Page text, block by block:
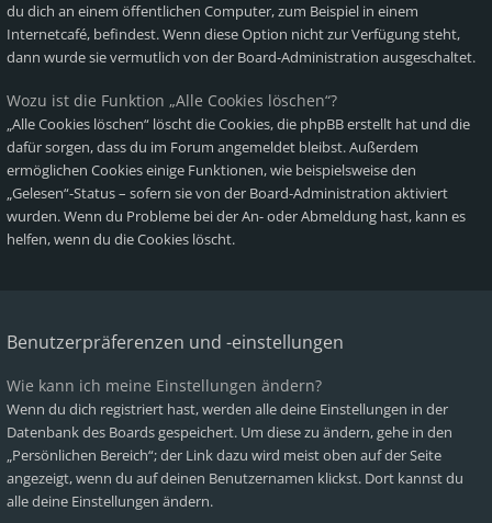
du dich an einem öffentlichen Computer, zum Beispiel in einem
Internetcafé, befindest. Wenn diese Option nicht zur Verfügung steht,
dann wurde sie vermutlich von der Board-Administration ausgeschaltet.
Wozu ist die Funktion „Alle Cookies löschen“?
„Alle Cookies löschen“ löscht die Cookies, die phpBB erstellt hat und die
dafür sorgen, dass du im Forum angemeldet bleibst. Außerdem
ermöglichen Cookies einige Funktionen, wie beispielsweise den
„Gelesen“-Status – sofern sie von der Board-Administration aktiviert
wurden. Wenn du Probleme bei der An- oder Abmeldung hast, kann es
helfen, wenn du die Cookies löscht.
Benutzerpräferenzen und -einstellungen
Wie kann ich meine Einstellungen ändern?
Wenn du dich registriert hast, werden alle deine Einstellungen in der
Datenbank des Boards gespeichert. Um diese zu ändern, gehe in den
„Persönlichen Bereich“; der Link dazu wird meist oben auf der Seite
angezeigt, wenn du auf deinen Benutzernamen klickst. Dort kannst du
alle deine Einstellungen ändern.